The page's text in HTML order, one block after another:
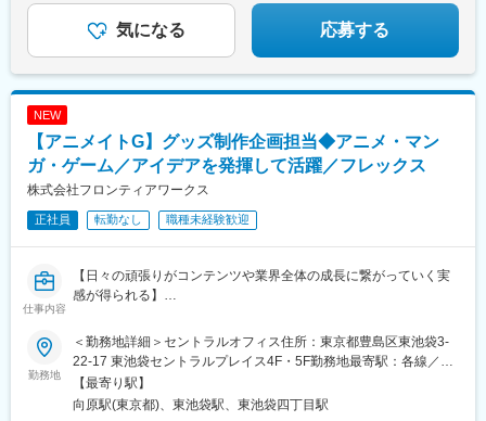
気になる 応募する
NEW
【アニメイトG】グッズ制作企画担当◆アニメ・マン
ガ・ゲーム／アイデアを発揮して活躍／フレックス
株式会社フロンティアワークス
正社員 転勤なし 職種未経験歓迎
仕事内容
【日々の頑張りがコンテンツや業界全体の成長に繋がっていく実
感が得られる】
当社の「モノ事業部」にてアニメ・マンガ・ゲーム等のグッズ企
画や制作をします。
■具体的な業務
・グッズの企画提案＋市場調査
勤務地
＜勤務地詳細＞セントラルオフィス住所：東京都豊島区東池袋3-
22-17 東池袋セントラルプレイス4F・5F勤務地最寄駅：各線／池
袋、東池袋、大塚駅受動喫煙対策：屋内喫煙可能場所あり変更の
範囲：会社の定める事業所（リモートワーク含む）
【最寄り駅】
向原駅(東京都)、東池袋駅、東池袋四丁目駅